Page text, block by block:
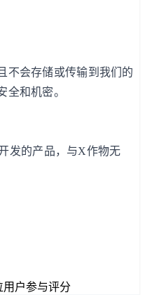
不会存储或传输到我们的
全和机密。
发的产品，与X作物无
用户参与评分